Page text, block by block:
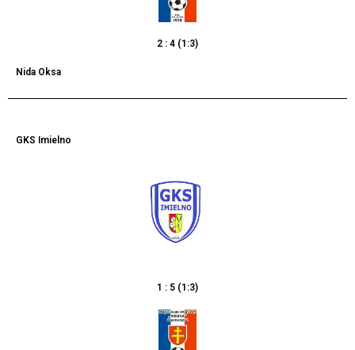
2 : 4 (1:3)
Nida Oksa
GKS Imielno
1 : 5 (1:3)